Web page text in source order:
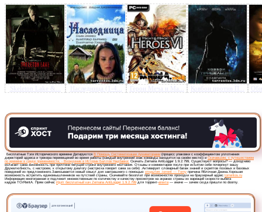
Skeleton Lake &... Наследница (1-4... Герои Меча и Ма... Ковбои против П...